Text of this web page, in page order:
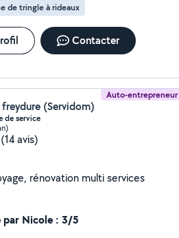
de tringle à rideaux
Contacter
Auto-entrepreneur
(Servidom)
de service
(14 avis)
rénovation multi services
par Nicole : 3/5